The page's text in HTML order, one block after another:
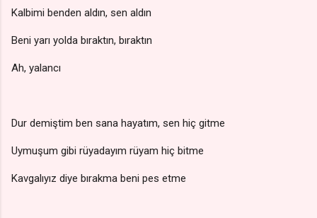
Kalbimi benden aldın, sen aldın
Beni yarı yolda bıraktın, bıraktın
Ah, yalancı
Dur demiştim ben sana hayatım, sen hiç gitme
Uymuşum gibi rüyadayım rüyam hiç bitme
Kavgalıyız diye bırakma beni pes etme